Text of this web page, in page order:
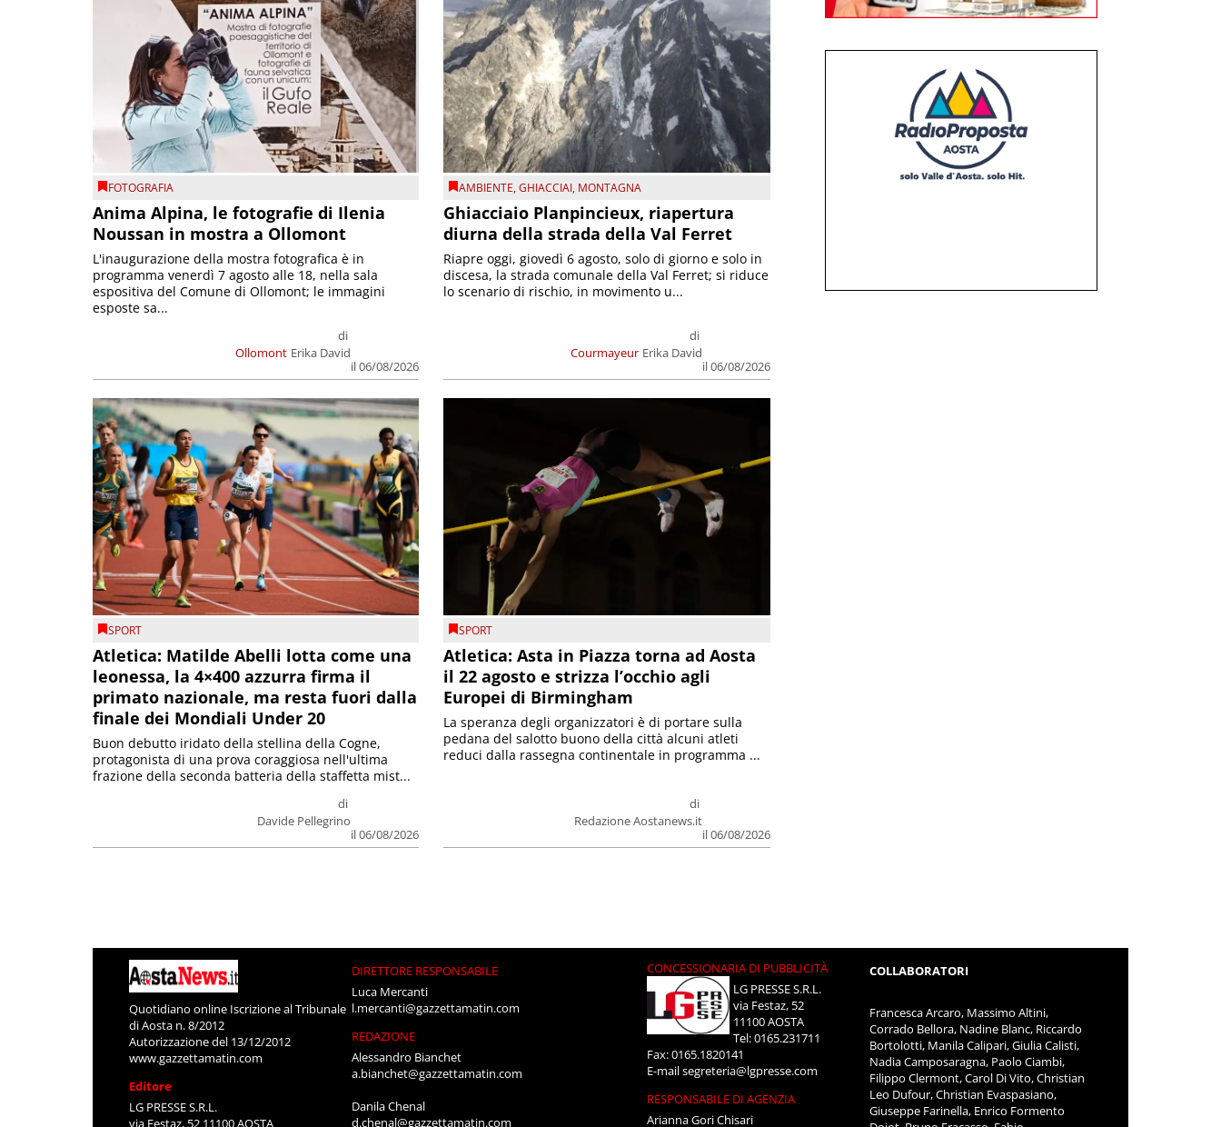
FOTOGRAFIA
Anima Alpina, le fotografie di Ilenia
Noussan in mostra a Ollomont
Ollomont
di
Erika David
il 06/08/2026
L'inaugurazione della mostra fotografica è in
programma venerdì 7 agosto alle 18, nella sala
espositiva del Comune di Ollomont; le immagini
esposte sa...
AMBIENTE,GHIACCIAI, MONTAGNA
Ghiacciaio Planpincieux, riapertura
diurna della strada della Val Ferret
Courmayeur
di
Erika David
il 06/08/2026
Riapre oggi, giovedì 6 agosto, solo di giorno e solo in
discesa, la strada comunale della Val Ferret; si riduce
lo scenario di rischio, in movimento u...
SPORT
Atletica: Matilde Abelli lotta come una
leonessa, la 4×400 azzurra firma il
primato nazionale, ma resta fuori dalla
finale dei Mondiali Under 20
di
Davide Pellegrino
il 06/08/2026
Buon debutto iridato della stellina della Cogne,
protagonista di una prova coraggiosa nell'ultima
frazione della seconda batteria della staffetta mist...
SPORT
Atletica: Asta in Piazza torna ad Aosta
il 22 agosto e strizza l’occhio agli
Europei di Birmingham
di
Redazione Aostanews.it
il 06/08/2026
La speranza degli organizzatori è di portare sulla
pedana del salotto buono della città alcuni atleti
reduci dalla rassegna continentale in programma ...
Quotidiano online Iscrizione al Tribunale
di Aosta n. 8/2012
Autorizzazione del 13/12/2012
www.gazzettamatin.com
Editore
LG PRESSE S.R.L.
via Festaz, 52 11100 AOSTA
DIRETTORE RESPONSABILE
Luca Mercanti
l.mercanti@gazzettamatin.com
REDAZIONE
Alessandro Bianchet
a.bianchet@gazzettamatin.com
Danila Chenal
d.chenal@gazzettamatin.com
CONCESSIONARIA DI PUBBLICITÀ
LG PRESSE S.R.L.
via Festaz, 52
11100 AOSTA
Tel: 0165.231711
Fax: 0165.1820141
E-mailsegreteria@lgpresse.com
RESPONSABILE DI AGENZIA
Arianna Gori Chisari
COLLABORATORI
Francesca Arcaro, Massimo Altini,
Corrado Bellora, Nadine Blanc, Riccardo
Bortolotti, Manila Calipari, Giulia Calisti,
Nadia Camposaragna, Paolo Ciambi,
Filippo Clermont, Carol Di Vito, Christian
Leo Dufour, Christian Evaspasiano,
Giuseppe Farinella, Enrico Formento